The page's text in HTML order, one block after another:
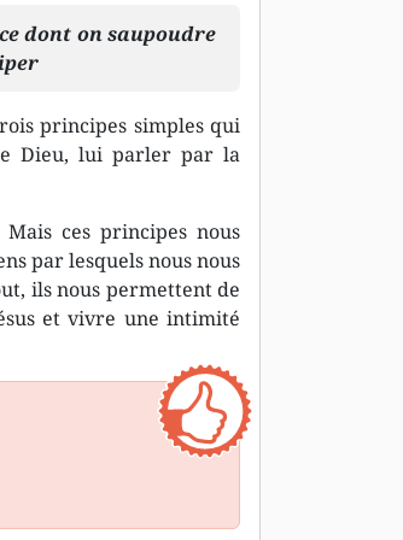
dont on saupoudre
principes simples qui
Dieu, lui parler par la
ces principes nous
par lesquels nous nous
ils nous permettent de
et vivre une intimité